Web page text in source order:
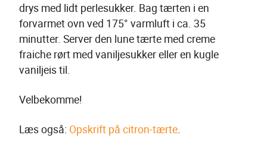
drys med lidt perlesukker. Bag tærten i en
forvarmet ovn ved 175° varmluft i ca. 35
minutter. Server den lune tærte med creme
fraiche rørt med vaniljesukker eller en kugle
vaniljeis til.
Velbekomme!
Læs også: Opskrift på citron-tærte